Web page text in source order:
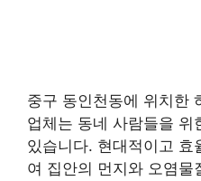
중구 동인천동에 위치한
업체는 동네 사람들을 위
있습니다. 현대적이고
여 집안의 먼지와 오염물